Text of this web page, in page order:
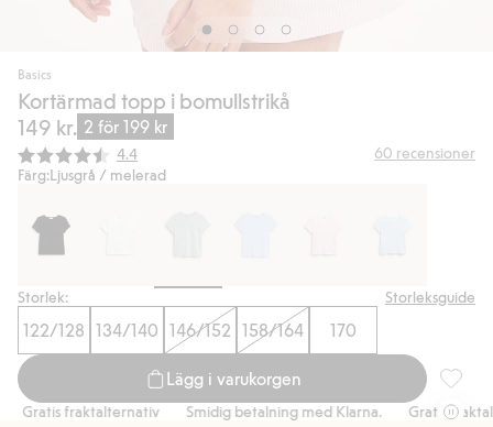
Basics
Kortärmad topp i bomullstrikå
149 kr. 2 för 199 kr
Snittbetyg:
4.4 60 recensioner
Färg:Ljusgrå / melerad
Storlek: Storleksguide
122/128 134/140 146/152 158/164 170
Lägg i varukorgen
fraktalternativ Smidig betalning med Klarna. Gratis